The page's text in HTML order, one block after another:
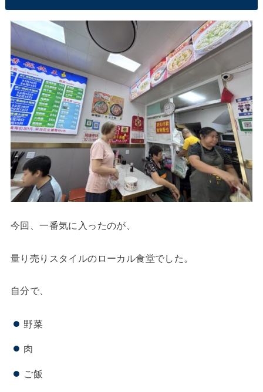
今回、一番気に入ったのが、
量り売りスタイルのローカル食堂でした。
自分で、
野菜
肉
ご飯